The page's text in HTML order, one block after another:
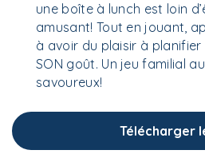
une boîte à lunch est loin
amusant! Tout en jouant,
à avoir du plaisir à
SON goût. Un jeu familial
savoureux!
Télécharger